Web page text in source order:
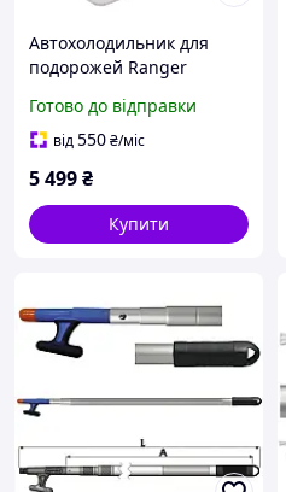
Автохолодильник для
подорожей Ranger
до -3°C нагрів до 60°C
ударостійкий пластик
Готово до відправки
від550₴/міс
5 499₴
Купити